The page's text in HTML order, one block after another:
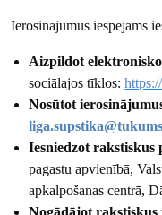
Ierosinājumus iespējams
Aizpildot
sociālajos tīklos:
Nosūtot
Iesniedzot rakstiskus
pagastu apvienībā,
apkalpošanas centrā,
Nogādājot